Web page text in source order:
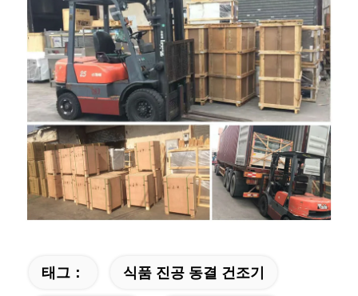
태그： 식품 진공 동결 건조기